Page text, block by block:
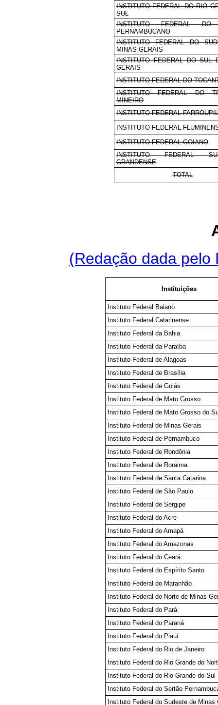
INSTITUTO FEDERAL DO RIO
SUL
INSTITUTO FEDERAL DO
PERNAMBUCANO
INSTITUTO FEDERAL DO
MINAS GERAIS
INSTITUTO FEDERAL DO SUL
GERAIS
INSTITUTO FEDERAL DO
INSTITUTO FEDERAL DO
MINEIRO
INSTITUTO FEDERAL
INSTITUTO FEDERAL
INSTITUTO FEDERAL GOIANO
INSTITUTO FEDERAL
GRANDENSE
TOTAL
(Redação dada pelo
Instituições
Instituto Federal Baiano
Instituto Federal Catarinense
Instituto Federal da Bahia
Instituto Federal da Paraíba
Instituto Federal de Alagoas
Instituto Federal de Brasília
Instituto Federal de Goiás
Instituto Federal de Mato Grosso
Instituto Federal de Mato Grosso do
Instituto Federal de Minas Gerais
Instituto Federal de Pernambuco
Instituto Federal de Rondônia
Instituto Federal de Roraima
Instituto Federal de Santa Catarina
Instituto Federal de São Paulo
Instituto Federal de Sergipe
Instituto Federal do Acre
Instituto Federal do Amapá
Instituto Federal do Amazonas
Instituto Federal do Ceará
Instituto Federal do Espírito Santo
Instituto Federal do Maranhão
Instituto Federal do Norte de Minas
Instituto Federal do Pará
Instituto Federal do Paraná
Instituto Federal do Piauí
Instituto Federal do Rio de Janeiro
Instituto Federal do Rio Grande do
Instituto Federal do Rio Grande do Sul
Instituto Federal do Sertão
Instituto Federal do Sudeste de Minas